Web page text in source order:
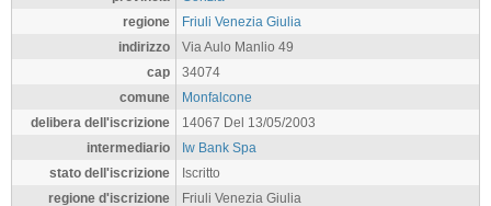
regione
Friuli Venezia Giulia
indirizzo
Via Aulo Manlio 49
cap
34074
comune
Monfalcone
delibera dell'iscrizione
14067 Del 13/05/2003
intermediario
Iw Bank Spa
stato dell'iscrizione
Iscritto
regione d'iscrizione
Friuli Venezia Giulia